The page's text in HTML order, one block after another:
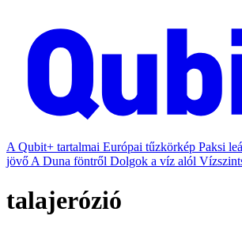
A Qubit+ tartalmai Európai tűzkörkép Paksi
jövő A Duna föntről Dolgok a víz alól
talajerózió